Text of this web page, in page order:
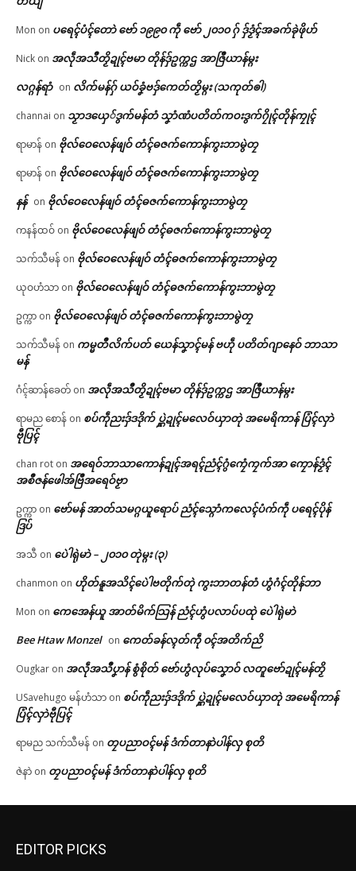
Mon on ပရေၚ်ပံၚ်တောဲ ဗော် ၁၉၉၀ ကဵု ဗော် ၂၀၁၀ ဂှ် ဒှ်ဒၟံၚ်အခက်ခုဲဖိုဟ်
Nick on အလဵုအသဳတၟိဍုၚ်ဗမာ တိုန်ဒှ်ဥက္ကဌ အာဇြဳယာန်မ္ဂး
လဂ္ဂန်ရာံ on လိက်မန်ဂှ် ယဝ်ခၞံဗဒှ်ကေတ်တၟိမ္ဂး (သကုတ်ၜါ)
channai on သၟာဒယှေ်ဒွက်မန်တံ သၞာံဏံပတိတ်ကဝးဒွက်ဂၠိုၚ်တိုန်ကၠုၚ်
ရာမာန် on ဗိုလ်ဝေလေန်ဖျဝ် တံၚ်ဓဇက်ကောန်ကွးဘာမွဲတၠ
ရာမာန် on ဗိုလ်ဝေလေန်ဖျဝ် တံၚ်ဓဇက်ကောန်ကွးဘာမွဲတၠ
နန် on ဗိုလ်ဝေလေန်ဖျဝ် တံၚ်ဓဇက်ကောန်ကွးဘာမွဲတၠ
ကနန်ထဝ် on ဗိုလ်ဝေလေန်ဖျဝ် တံၚ်ဓဇက်ကောန်ကွးဘာမွဲတၠ
သက်သီမန် on ဗိုလ်ဝေလေန်ဖျဝ် တံၚ်ဓဇက်ကောန်ကွးဘာမွဲတၠ
ယုဝဟံသာ on ဗိုလ်ဝေလေန်ဖျဝ် တံၚ်ဓဇက်ကောန်ကွးဘာမွဲတၠ
ဥက္ကာ on ဗိုလ်ဝေလေန်ဖျဝ် တံၚ်ဓဇက်ကောန်ကွးဘာမွဲတၠ
သက်သီမန် on ကမ္မတဳလိက်ပတ် ယေန်သၞာၚ်မန် ဗဟဵု ပတိတ်ဂျာနေဝ် ဘာသာ
မန်
ဂံၚ်ဆာန်ခေတ် on အလဵုအသဳတၟိဍုၚ်ဗမာ တိုန်ဒှ်ဥက္ကဌ အာဇြဳယာန်မ္ဂး
ရာမည စောန် on စပ်ကဵုညးဒှ်ဒဒိုက် ပ္ဋဲဍုၚ်မလေဝ်ယှာတုဲ အမေရိကာန် ပြံၚ်လှာဲ
ဗီုပြၚ်
chan rot on အရေဝ်ဘာသာကောန်ဍုၚ်အရၚ်ညံၚ်ဂွံကၠေံကၠက်အာ ကၠောန်ဒၟံၚ်
အစဳဇန်ဖေါအ်ဗြဳအရေဝ်ဗၟာ
ဥက္ကာ on ဗော်မန် အာတ်သမဂ္ဂယူရောပ် ညံၚ်သ္ဂောံကလေၚ်ပံက်ကဵု ပရေၚ်ပိုန်
ဒြပ်
အသီ on ပေဲါရုဲမာဲ – ၂၀၁၀ တုဲမ္ဂး (၃)
chanmon on ဟိုတ်နူအသိၚ်ပေဲါဗတိုက်တုဲ ကွးဘာတန်တံ ဟွံဂံၚ်တိုန်ဘာ
Mon on ကေအေန်ယူ အာတ်မိက်သြန် ညံၚ်ဟွံပလာပ်ပထုဲ ပေဲါရုဲမာဲ
Bee Htaw Monzel on ကေတ်ခန်လ္ၚတ်ကဵု ၀ၚ်အတိက်ညိ
Ougkar on အလဵုအသဳပၞာန် စွံစိုတ် ဗော်ဟွံလုပ်သၞောဝ် လတူဗော်ဍုၚ်မန်တၟိ
USavehugo မန်ဟံသာ on စပ်ကဵုညးဒှ်ဒဒိုက် ပ္ဋဲဍုၚ်မလေဝ်ယှာတုဲ အမေရိကာန်
ပြံၚ်လှာဲဗီုပြၚ်
ရာမည သက်သီမန် on တၠပညာဝၚ်မန် ဒံက်တာနာဲပါန်လှ စုတိ
ဇဲနာဲ on တၠပညာဝၚ်မန် ဒံက်တာနာဲပါန်လှ စုတိ
EDITOR PICKS